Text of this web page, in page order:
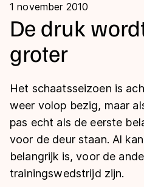
Kalender
Disciplines
Langebaan
Shorttrack
Inlineskaten
Kunstschaatsen
Uitslagen
Langebaan
Shorttrack
Marathon
Tijden & historie
Ranglijsten Langebaan
Persoonlijke records & tijden
De weg op
1 november 2010
De druk
groter
Het schaatsseizoen is
weer volop bezig, maar
pas echt als de eerste
voor de deur staan. Al
belangrijk is, voor de
trainingswedstrijd zijn.